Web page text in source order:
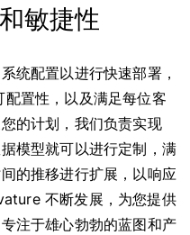
敏捷性
统配置以进行快速部署，
置性，以及满足每位客
的计划，我们负责实现
模型就可以进行定制，满
的推移进行扩展，以响应
不断发展，为您提供
注于雄心勃勃的蓝图和产